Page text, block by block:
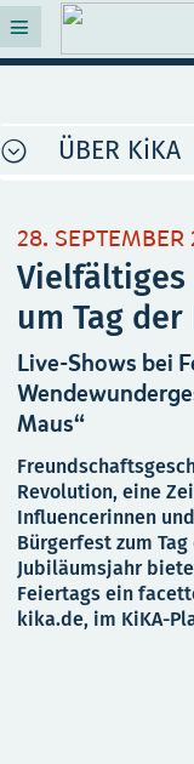
ÜBER KiKA
28. SEPTEMBER
Vielfältiges
um Tag
Live-Shows bei
Maus“
Revolution, eine
Influencerinnen
Bürgerfest zum
Jubiläumsjahr
Feiertags ein
kika.de, im KiKA-